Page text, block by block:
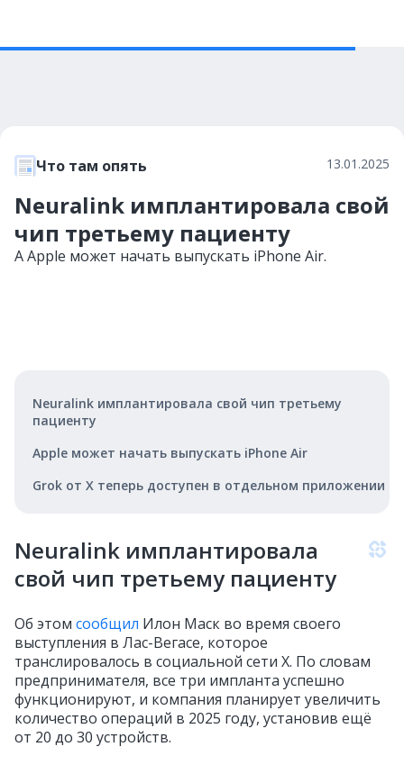
Что там опять 13.01.2025
Neuralink имплантировала свой
чип третьему пациенту
А Apple может начать выпускать iPhone Air.
Neuralink имплантировала свой чип третьему
пациенту
Apple может начать выпускать iPhone Air
Grok от X теперь доступен в отдельном приложении
Neuralink имплантировала
свой чип третьему пациенту
Об этом сообщил Илон Маск во время своего
выступления в Лас-Вегасе, которое
транслировалось в социальной сети X. По словам
предпринимателя, все три импланта успешно
функционируют, и компания планирует увеличить
количество операций в 2025 году, установив ещё
от 20 до 30 устройств.